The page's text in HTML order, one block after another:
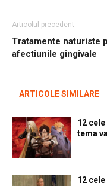
Articolul precedent
Tratamente naturiste
afectiunile gingivale
ARTICOLE SIMILARE
12
tema
12